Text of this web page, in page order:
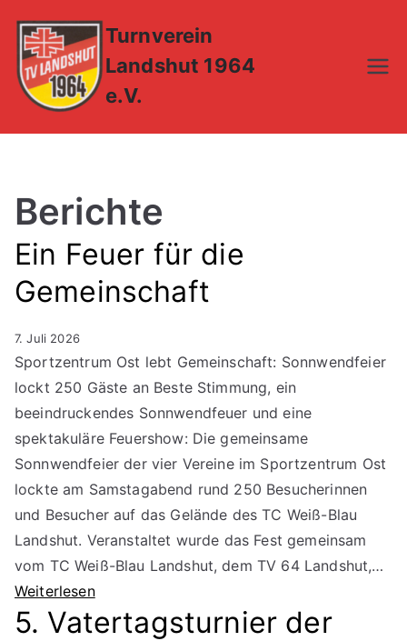
Inhalt
springen
Turnverein
Landshut 1964
e.V.
Berichte
Ein Feuer für die
Gemeinschaft
7. Juli 2026
Sportzentrum Ost lebt Gemeinschaft: Sonnwendfeier
lockt 250 Gäste an Beste Stimmung, ein
beeindruckendes Sonnwendfeuer und eine
spektakuläre Feuershow: Die gemeinsame
Sonnwendfeier der vier Vereine im Sportzentrum Ost
lockte am Samstagabend rund 250 Besucherinnen
und Besucher auf das Gelände des TC Weiß-Blau
Landshut. Veranstaltet wurde das Fest gemeinsam
vom TC Weiß-Blau Landshut, dem TV 64 Landshut,…
Weiterlesen
5. Vatertagsturnier der